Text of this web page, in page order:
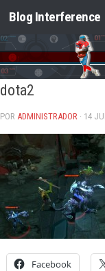
Saltar al contenido
Blog Interference
dota2
POR ADMINISTRADOR · 14
Facebook